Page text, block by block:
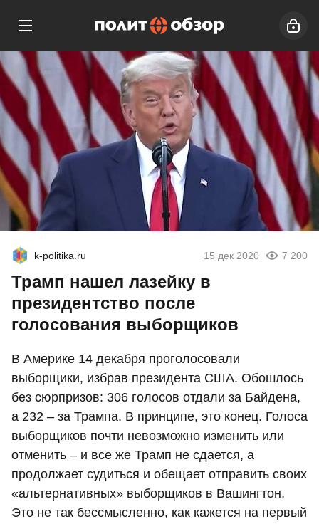
k-politika.ru 15 дек 2020 7 200
Трамп нашел лазейку в
президентство после
голосования выборщиков
В Америке 14 декабря проголосовали
выборщики, избрав президента США. Обошлось
без сюрпризов: 306 голосов отдали за Байдена,
а 232 – за Трампа. В принципе, это конец. Голоса
выборщиков почти невозможно изменить или
отменить – и все же Трамп не сдается, а
продолжает судиться и обещает отправить своих
«альтернативных» выборщиков в Вашингтон.
Это не так бессмысленно, как кажется на первый